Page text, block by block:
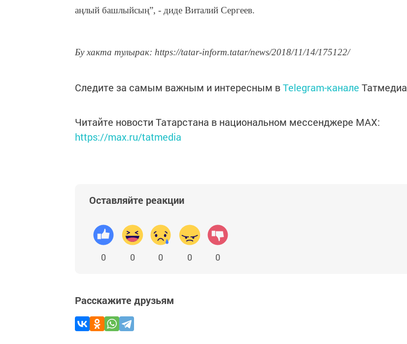
аңлый башлыйсың”, - диде Виталий Сергеев.
Бу хакта тулырак: https://tatar-inform.tatar/news/2018/11/14/175122/
Следите за самым важным и интересным вTelegram-канале Татмедиа
Читайте новости Татарстана в национальном мессенджере MАХ:
https://max.ru/tatmedia
Оставляйте реакции
0 0 0 0 0
Расскажите друзьям